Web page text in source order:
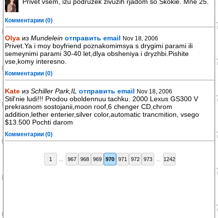
Комментарии (0)
Olya из Mundelein отправить email Nov 18, 2006
Privet.Ya i moy boyfriend poznakomimsya s drygimi parami ili
semeynimi parami 30-40 let,dlya obsheniya i dryzhbi.Pishite
vse,komy interesno.
Комментарии (0)
Kate из Schiller Park,IL отправить email Nov 18, 2006
Stil'nie ludi!!! Prodou oboldennuu tachku. 2000 Lexus GS300 V
prekrasnom sostojanii,moon roof,6 chenger CD,chrom
addition,lether enterier,silver color,automatic trancmition, vsego
$13.500 Pochti darom
Комментарии (0)
1 967 968 969 970 971 972 973 1242